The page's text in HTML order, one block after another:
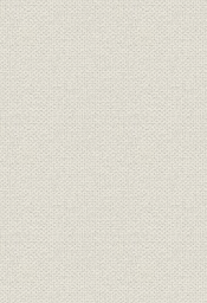
門
一
理基準の導入とその達成―